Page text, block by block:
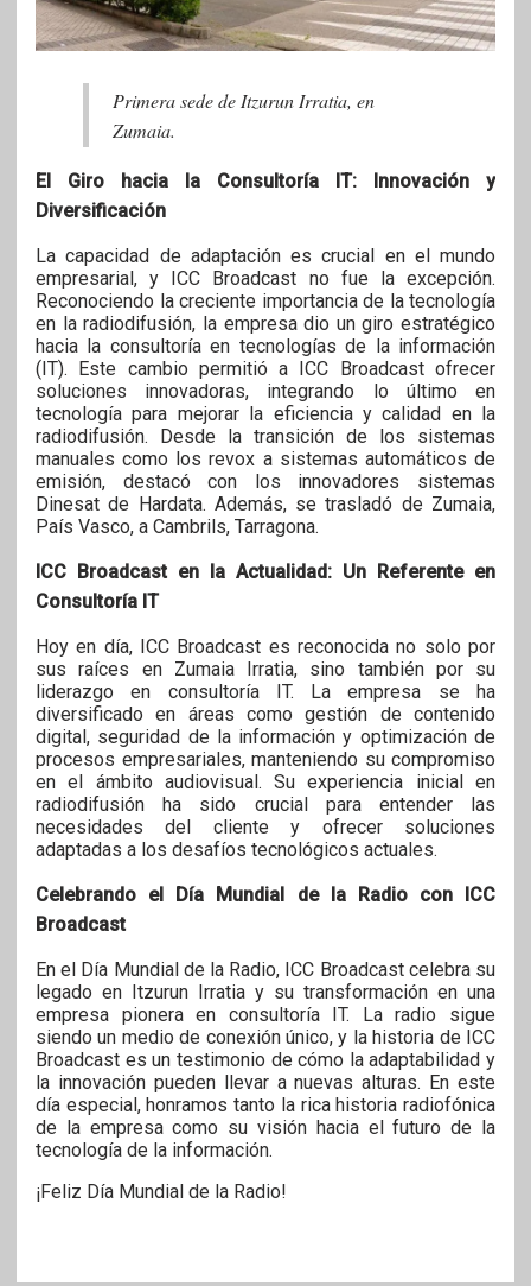
Primera sede de Itzurun Irratia, en
Zumaia.
El Giro hacia la Consultoría IT: Innovación y
Diversificación
La capacidad de adaptación es crucial en el mundo
empresarial, y ICC Broadcast no fue la excepción.
Reconociendo la creciente importancia de la tecnología
en la radiodifusión, la empresa dio un giro estratégico
hacia la consultoría en tecnologías de la información
(IT). Este cambio permitió a ICC Broadcast ofrecer
soluciones innovadoras, integrando lo último en
tecnología para mejorar la eficiencia y calidad en la
radiodifusión. Desde la transición de los sistemas
manuales como los revox a sistemas automáticos de
emisión, destacó con los innovadores sistemas
Dinesat de Hardata. Además, se trasladó de Zumaia,
País Vasco, a Cambrils, Tarragona.
ICC Broadcast en la Actualidad: Un Referente en
Consultoría IT
Hoy en día, ICC Broadcast es reconocida no solo por
sus raíces en Zumaia Irratia, sino también por su
liderazgo en consultoría IT. La empresa se ha
diversificado en áreas como gestión de contenido
digital, seguridad de la información y optimización de
procesos empresariales, manteniendo su compromiso
en el ámbito audiovisual. Su experiencia inicial en
radiodifusión ha sido crucial para entender las
necesidades del cliente y ofrecer soluciones
adaptadas a los desafíos tecnológicos actuales.
Celebrando el Día Mundial de la Radio con ICC
Broadcast
En el Día Mundial de la Radio, ICC Broadcast celebra su
legado en Itzurun Irratia y su transformación en una
empresa pionera en consultoría IT. La radio sigue
siendo un medio de conexión único, y la historia de ICC
Broadcast es un testimonio de cómo la adaptabilidad y
la innovación pueden llevar a nuevas alturas. En este
día especial, honramos tanto la rica historia radiofónica
de la empresa como su visión hacia el futuro de la
tecnología de la información.
¡Feliz Día Mundial de la Radio!